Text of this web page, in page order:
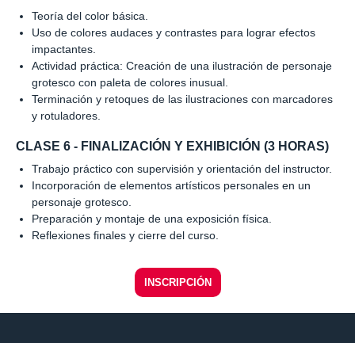
Teoría del color básica.
Uso de colores audaces y contrastes para lograr efectos
impactantes.
Actividad práctica: Creación de una ilustración de personaje
grotesco con paleta de colores inusual.
Terminación y retoques de las ilustraciones con marcadores
y rotuladores.
CLASE 6 - FINALIZACIÓN Y EXHIBICIÓN (3 HORAS)
Trabajo práctico con supervisión y orientación del instructor.
Incorporación de elementos artísticos personales en un
personaje grotesco.
Preparación y montaje de una exposición física.
Reflexiones finales y cierre del curso.
INSCRIPCIÓN